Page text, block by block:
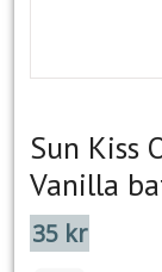
Sun Kiss
Vanilla
35 kr